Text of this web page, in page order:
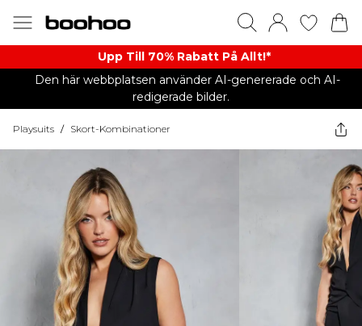
Upp Till 70% Rabatt På Allt!*
Den här webbplatsen använder AI-genererade och AI-
redigerade bilder.
Playsuits / Skort-Kombinationer